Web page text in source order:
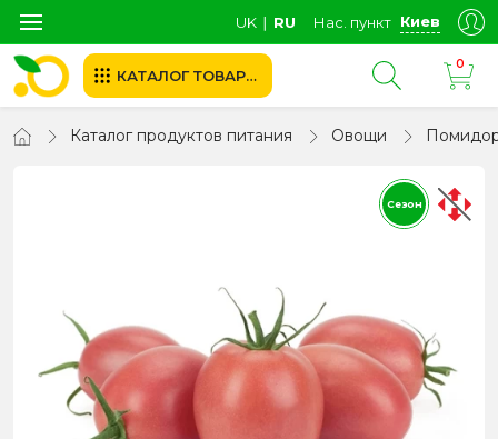
UK ∣ RU Нас. пункт Киев
КАТАЛОГ ТОВАРОВ
0
Каталог продуктов питания Овощи
Сезон